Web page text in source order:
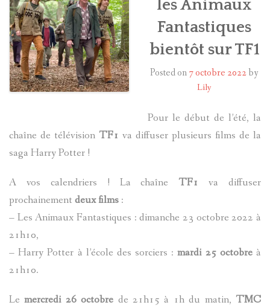
HARRY POTTER
LES ACTEURS
J.K. ROWLING
A PROPOS
les Animaux
Fantastiques
bientôt sur TF1
Posted on7 octobre 2022by
Lily
Pour le début de l’été, la
chaîne de télévision TF1 va diffuser plusieurs films de la
saga Harry Potter !
A vos calendriers ! La chaîne TF1 va diffuser
prochainement deux films :
– Les Animaux Fantastiques : dimanche 23 octobre 2022 à
21h10,
– Harry Potter à l’école des sorciers :mardi 25 octobreà
21h10.
Lemercredi 26 octobre de 21h15 à 1h du matin, TMC